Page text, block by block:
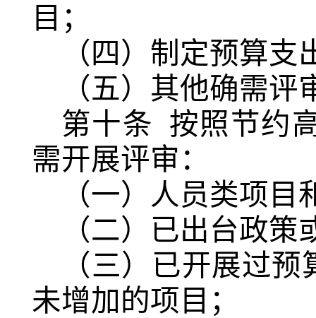
目；
（四）制定预算
（五）其他确需评
第十条 按照节约
需开展评审：
（一）人员类项
（二）已出台政
（三）已开展过
未增加的项目；